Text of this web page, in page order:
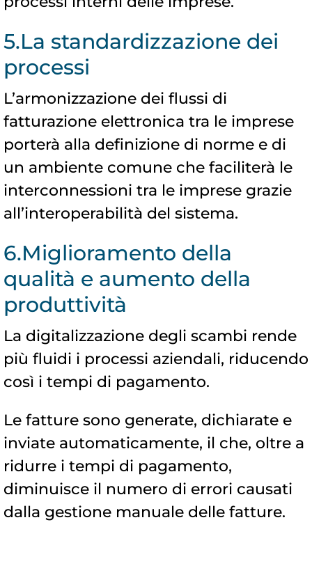
5.La standardizzazione dei
processi
L’armonizzazione dei flussi di
fatturazione elettronica tra le imprese
porterà alla definizione di norme e di
un ambiente comune che faciliterà le
interconnessioni tra le imprese grazie
all’interoperabilità del sistema.
6.Miglioramento della
qualità e aumento della
produttività
La digitalizzazione degli scambi rende
più fluidi i processi aziendali, riducendo
così i tempi di pagamento.
Le fatture sono generate, dichiarate e
inviate automaticamente, il che, oltre a
ridurre i tempi di pagamento,
diminuisce il numero di errori causati
dalla gestione manuale delle fatture.